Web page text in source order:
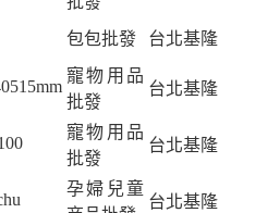
包包批發 台北基隆
寵物用品
批發
台北基隆
寵物用品
批發
台北基隆
孕婦兒童
台北基隆